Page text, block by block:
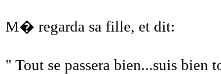
M� regarda sa fille, et dit:
" Tout se passera bien...suis